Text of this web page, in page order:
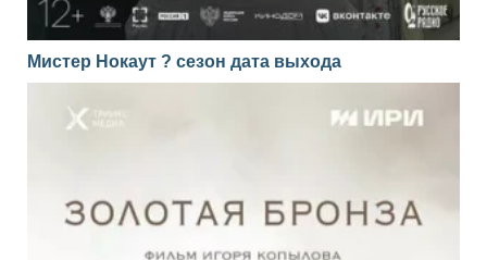
Мистер Нокаут ? сезон дата выхода